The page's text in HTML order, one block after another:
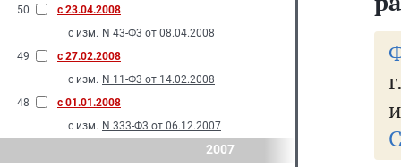
50
с 23.04.2008
с изм. N 43-Ф3 от 08.04.2008
49
с 27.02.2008
с изм. N 11-Ф3 от 14.02.2008
48
с 01.01.2008
с изм. N 333-Ф3 от 06.12.2007
2007